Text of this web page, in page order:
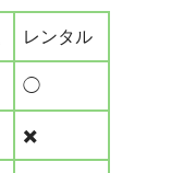
レンタル
◯
✖️